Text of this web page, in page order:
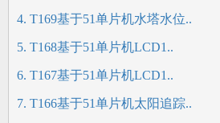
4. T169基于51单片机水塔水位..
5. T168基于51单片机LCD1..
6. T167基于51单片机LCD1..
7. T166基于51单片机太阳追踪..